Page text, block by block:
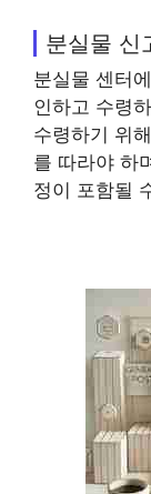
분실물 신
분실물 센터
인하고 수령
수령하기 위
를 따라야 하
정이 포함될